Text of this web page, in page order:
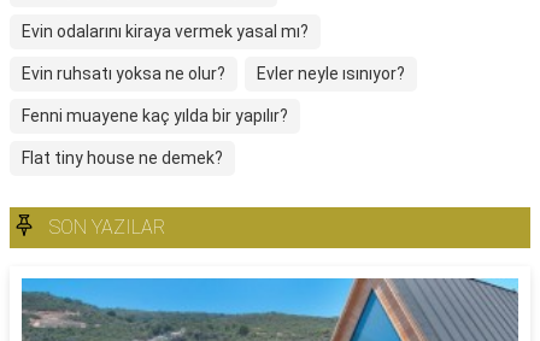
Evin odalarını kiraya vermek yasal mı?
Evin ruhsatı yoksa ne olur? Evler neyle ısınıyor?
Fenni muayene kaç yılda bir yapılır?
Flat tiny house ne demek?
SON YAZILAR